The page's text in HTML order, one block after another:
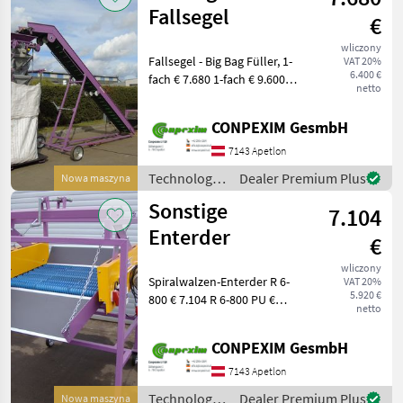
Nowa maszyna
Fallsegel
€
wliczony
VAT 20%
6.400 €
netto
Fallsegel - Big Bag Füller, 1-
fach € 7.680 1-fach € 9.600
Preise: incl. Mwst
Technologia ziemnia
CONPEXIM GesmbH
7143 Apetlon
Technologia
ziemniaczana
/ Sonstige
Dealer Premium Plus
Nowa maszyna
Sonstige
Enterder
7.104
€
wliczony
VAT 20%
5.920 €
netto
Spiralwalzen-Enterder R 6-
800 € 7.104 R 6-800 PU €
10.224 R 8-1600 PU € 1
CONPEXIM GesmbH
7143 Apetlon
Technologia Dealer Premium Plus